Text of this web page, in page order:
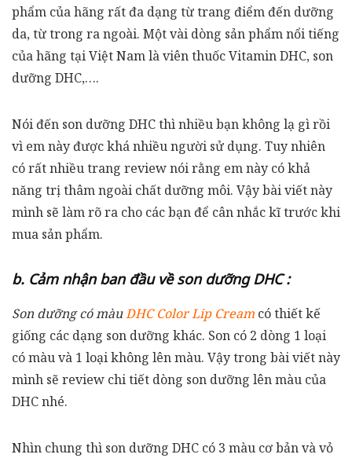
phẩm của hãng rất đa dạng từ trang điểm đến dưỡng
da, từ trong ra ngoài. Một vài dòng sản phẩm nổi tiếng
của hãng tại Việt Nam là viên thuốc Vitamin DHC, son
dưỡng DHC,….
Nói đến son dưỡng DHC thì nhiều bạn không lạ gì rồi
vì em này được khá nhiều người sử dụng. Tuy nhiên
có rất nhiều trang review nói rằng em này có khả
năng trị thâm ngoài chất dưỡng môi. Vậy bài viết này
mình sẽ làm rõ ra cho các bạn để cân nhắc kĩ trước khi
mua sản phẩm.
b. Cảm nhận ban đầu về son dưỡng DHC :
Son dưỡng có màuDHC Color Lip Cream có thiết kế
giống các dạng son dưỡng khác. Son có 2 dòng 1 loại
có màu và 1 loại không lên màu. Vậy trong bài viết này
mình sẽ review chi tiết dòng son dưỡng lên màu của
DHC nhé.
Nhìn chung thì son dưỡng DHC có 3 màu cơ bản và vỏ